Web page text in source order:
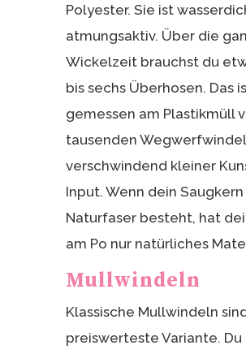
Polyester. Sie ist
atmungsaktiv. Über die
Wickelzeit brauchst du
bis sechs Überhosen. Das
gemessen am Plastikmüll
tausenden
verschwindend kleiner
Input. Wenn dein Saugkern
Naturfaser besteht, hat
am Po nur natürliches
Mullwindeln
Klassische Mullwindeln
preiswerteste Variante.